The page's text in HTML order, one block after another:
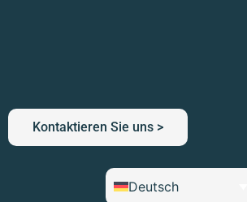
Kontaktieren Sie uns >
Deutsch